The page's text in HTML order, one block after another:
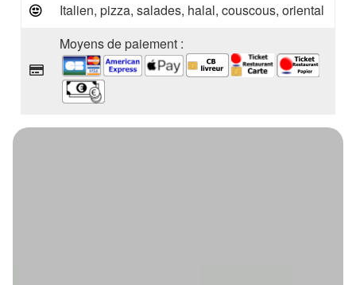
Italien, pizza, salades, halal, couscous, oriental
Moyens de paiement :